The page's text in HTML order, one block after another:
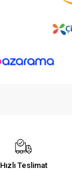
Hızlı Teslimat